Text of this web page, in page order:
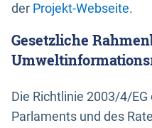
der Projekt-Webseite.
Gesetzliche
Die Richtlinie 2003/4/
Parlaments und des